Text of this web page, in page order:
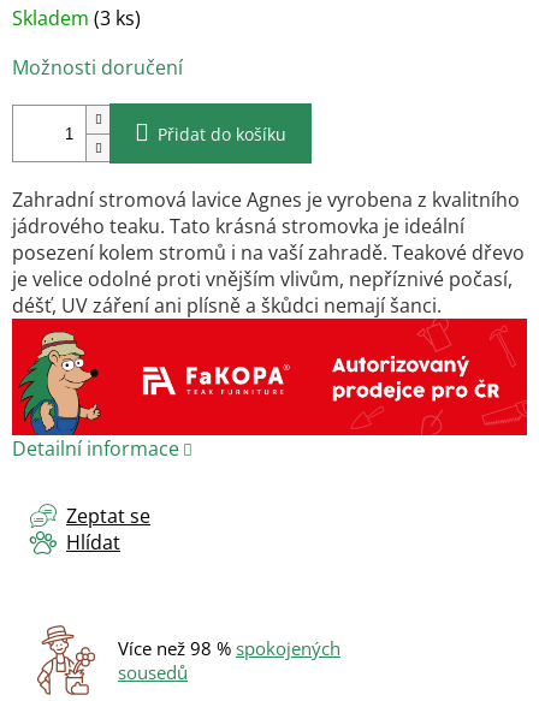
Měrná
cena:
Skladem (3 ks)
Možnosti doručení
Přidat do košíku
Zahradní stromová lavice Agnes je vyrobena z kvalitního
jádrového teaku. Tato krásná stromovka je ideální
posezení kolem stromů i na vaší zahradě. Teakové dřevo
je velice odolné proti vnějším vlivům, nepříznivé počasí,
déšť, UV záření ani plísně a škůdci nemají šanci.
Detailní informace
Zeptat se
Hlídat
Více než 98 % spokojených
sousedů